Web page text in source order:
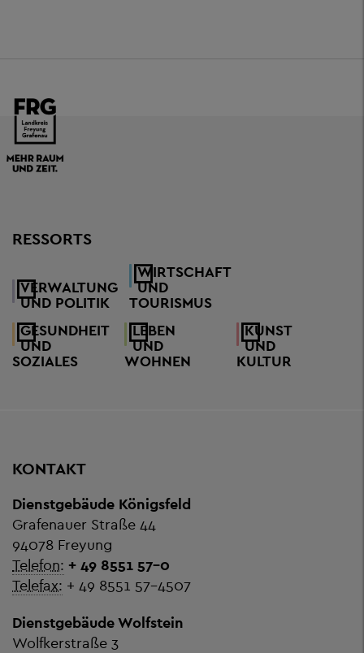
RESSORTS
VERWALTUNG
UND POLITIK
WIRTSCHAFT
UND
TOURISMUS
GESUNDHEIT
UND
SOZIALES
LEBEN
UND
WOHNEN
KUNST
UND
KULTUR
KONTAKT
Dienstgebäude Königsfeld
Grafenauer Straße 44
94078 Freyung
Telefon: + 49 8551 57-0
Telefax: + 49 8551 57-4507
Dienstgebäude Wolfstein
Wolfkerstraße 3